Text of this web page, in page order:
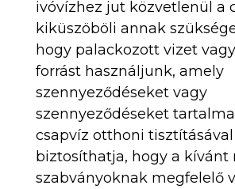
ivóvízhez jut közvetlenül a
kiküszöböli annak
hogy palackozott vizet
forrást használjunk, amely
szennyeződéseket vagy
szennyeződéseket
csapvíz otthoni tisztításával
biztosíthatja, hogy a kívánt
szabványoknak megfelelő